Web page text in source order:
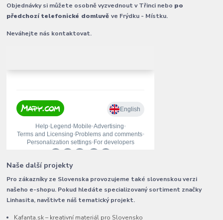
Objednávky si můžete osobně vyzvednout v Třinci nebo po
předchozí telefonické domluvěve Frýdku - Místku.
Neváhejte nás kontaktovat.
Naše další projekty
Pro zákazníky ze Slovenska provozujeme také slovenskou verzi
našeho e-shopu. Pokud hledáte specializovaný sortiment značky
Linhasita, navštivte náš tematický projekt.
Kafanta.sk – kreativní materiál pro Slovensko